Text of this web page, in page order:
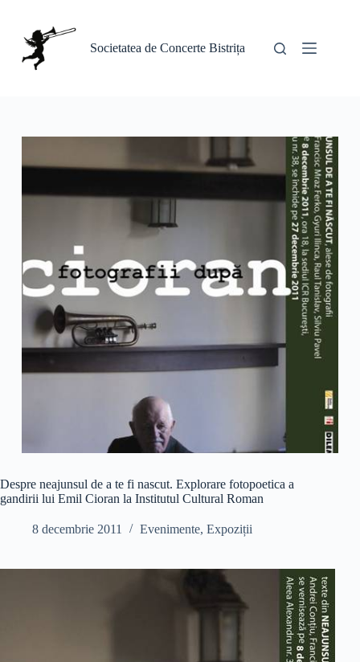
conținut
Societatea de Concerte Bistrița
Despre neajunsul de a te fi nascut. Explorare fotopoetica a
gandirii lui Emil Cioran la Institutul Cultural Roman
8 decembrie 2011 Evenimente, Expoziții